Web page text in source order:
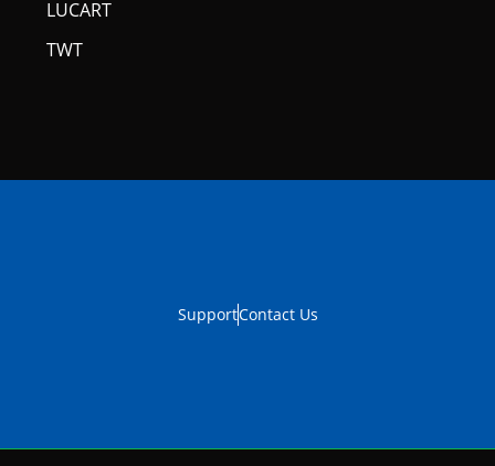
LUCART
TWT
SupportContact Us